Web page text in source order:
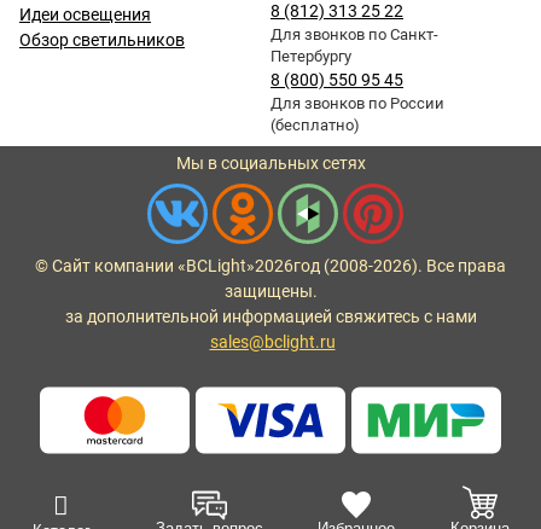
Идеи освещения
Обзор светильников
8 (812) 313 25 22
Для звонков по Санкт-
Петербургу
8 (800) 550 95 45
Для звонков по России
(бесплатно)
Мы в социальных сетях
© Сайт компании «BCLight»2026год (2008-2026). Все права
защищены.
за дополнительной информацией свяжитесь с нами
sales@bclight.ru